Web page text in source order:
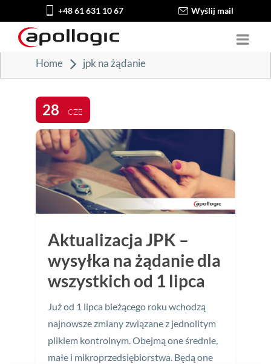
+48 61 631 10 67 Wyślij mail
Home jpk na żądanie
28 CZE
Aktualizacja JPK –
wysyłka na żądanie dla
wszystkich od 1 lipca
Już od 1 lipca bieżącego roku wchodzą
najnowsze zmiany związane z jednolitym
plikiem kontrolnym. Obejmą one średnie,
małe i mikroprzedsiębiorstwa. Będą one